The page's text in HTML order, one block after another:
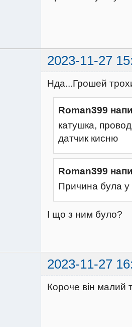
2023-11-27
Нда...Грошей
Roman399
катушка,
датчик кисню
Roman399
Причина була у
І що з ним було?
2023-11-27
Короче він малий